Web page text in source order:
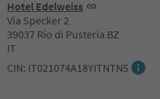
Hotel Edelweiss
Via Specker 2
39037 Rio di Pusteria BZ
IT
CIN: IT021074A18YITNTN5